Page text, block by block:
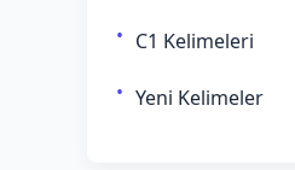
C1 Kelimeleri
Yeni Kelimeler